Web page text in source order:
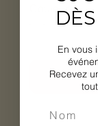
Couleur
En vous
Recevez